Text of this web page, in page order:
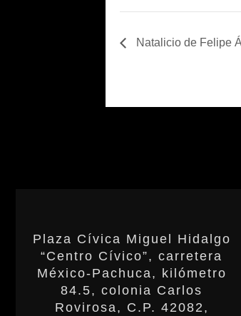
Natalicio de Felipe
Plaza Cívica Miguel Hidalgo
“Centro Cívico”, carretera
México-Pachuca, kilómetro
84.5, colonia Carlos
Rovirosa, C.P. 42082,